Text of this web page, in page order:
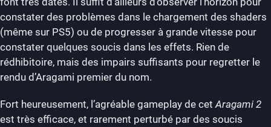
constater des problèmes dans le chargement des shaders
(même sur PS5) ou de progresser à grande vitesse pour
constater quelques soucis dans les effets. Rien de
rédhibitoire, mais des impairs suffisants pour regretter le
rendu d’Aragami premier du nom.
Fort heureusement, l’agréable gameplay de cet Aragami 2
est très efficace, et rarement perturbé par des soucis